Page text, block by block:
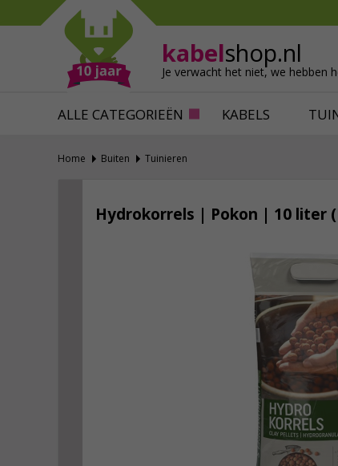
kabelshop.nl
Je verwacht het niet, we hebben
ALLE CATEGORIEËN KABELS
Mollen verjagen
Slakken bestrijden
Katten verjagen
Alles tegen ongedierte
Ventilatie
Home Buiten Tuinieren
Hydrokorrels | Pokon | 10 liter